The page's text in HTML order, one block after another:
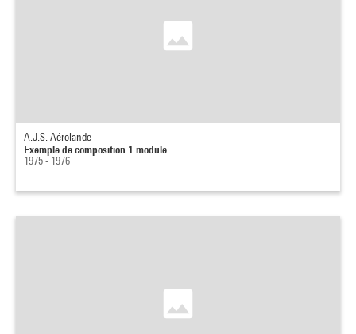
A.J.S. Aérolande
Exemple de composition 1 module
1975 - 1976